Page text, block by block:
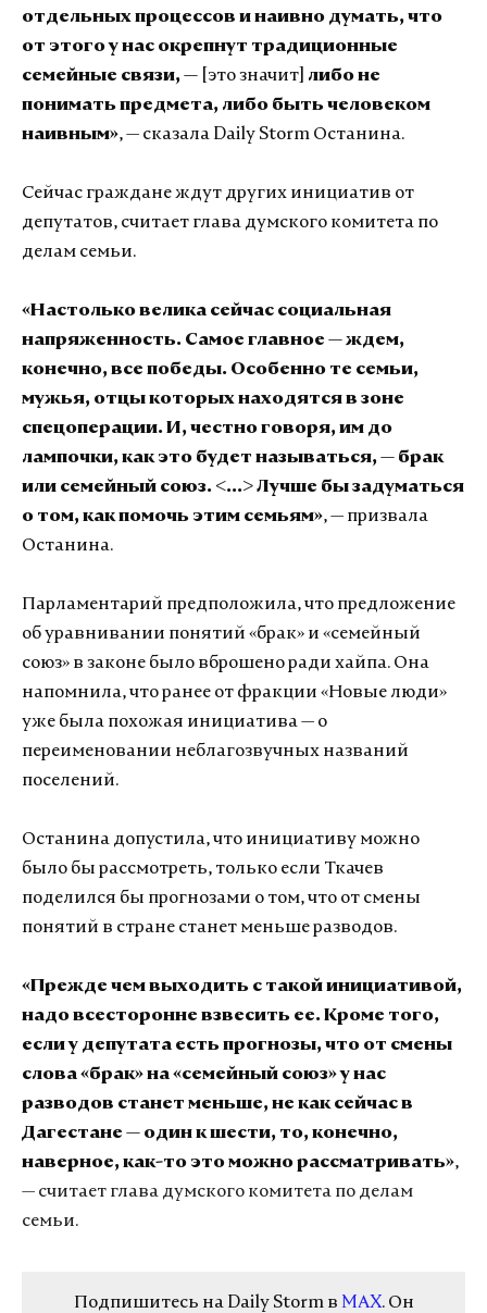
отдельных процессов и наивно думать, что
от этого у нас окрепнут традиционные
семейные связи, —
[это значит] либо не
понимать предмета, либо быть человеком
наивным», — сказала Daily Storm Останина.
Сейчас граждане ждут других инициатив от
депутатов, считает глава думского комитета по
делам семьи.
«Настолько велика сейчас социальная
напряженность. Самое главное — ждем,
конечно, все победы. Особенно те семьи,
мужья, отцы которых находятся в зоне
спецоперации. И, честно говоря, им до
лампочки, как это будет называться, — брак
или семейный союз. <...> Лучше бы задуматься
о том, как помочь этим семьям», — призвала
Останина.
Парламентарий предположила, что предложение
об уравнивании понятий «брак» и «семейный
союз» в законе было вброшено ради хайпа. Она
напомнила, что ранее от фракции «Новые люди»
уже была похожая инициатива — о
переименовании неблагозвучных названий
поселений.
Останина допустила, что инициативу можно
было бы рассмотреть, только если Ткачев
поделился бы прогнозами о том, что от смены
понятий в стране станет меньше разводов.
«Прежде чем выходить с такой инициативой,
надо всесторонне взвесить ее. Кроме того,
если у депутата есть прогнозы, что от смены
слова «брак» на «семейный союз» у нас
разводов станет меньше, не как сейчас в
Дагестане — один к шести, то, конечно,
наверное, как-то это можно рассматривать»,
— считает глава думского комитета по делам
семьи.
Подпишитесь на Daily Storm в MAX. Он